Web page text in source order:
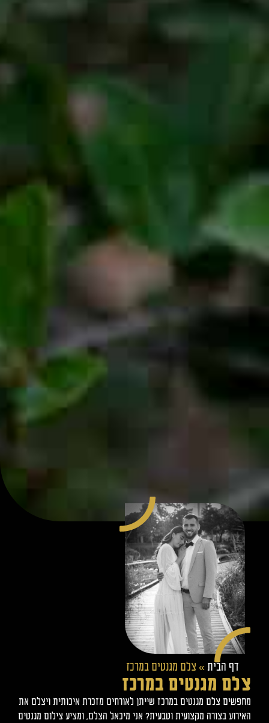
דף הבית » צלם מגנטים במרכז
צלם מגנטים במרכז
מחפשים צלם מגנטים במרכז שייתן לאורחים מזכרת איכותית ויצלם את
האירוע בצורה מקצועית וטבעית? אני מיכאל הצלם, ומציע צילום מגנטים